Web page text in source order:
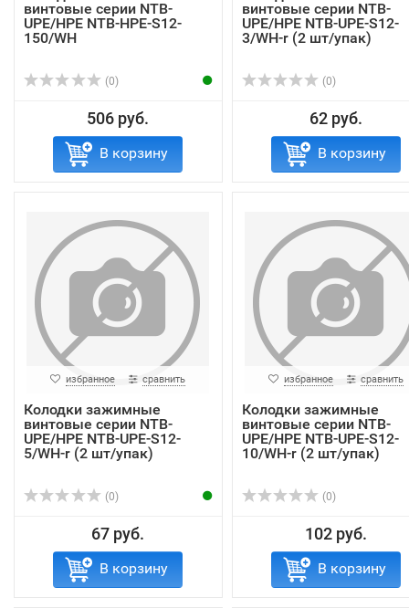
винтовые серии NTB-
UPE/HPE NTB-HPE-S12-
150/WH
(0)
506 руб.
В корзину
винтовые серии NTB-
UPE/HPE NTB-UPE-S12-
3/WH-r (2 шт/упак)
(0)
62 руб.
В корзину
избранное сравнить
Колодки зажимные
винтовые серии NTB-
UPE/HPE NTB-UPE-S12-
5/WH-r (2 шт/упак)
(0)
67 руб.
В корзину
избранное сравнить
Колодки зажимные
винтовые серии NTB-
UPE/HPE NTB-UPE-S12-
10/WH-r (2 шт/упак)
(0)
102 руб.
В корзину